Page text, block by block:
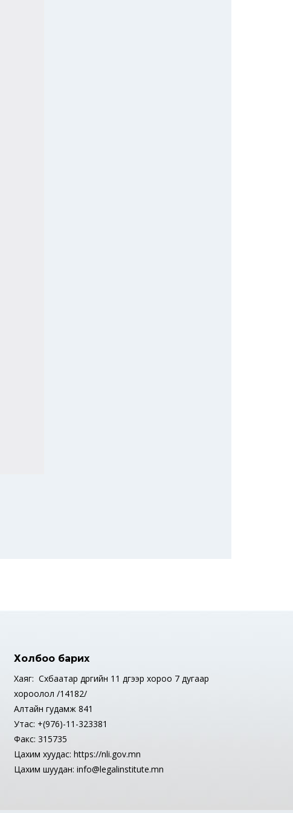
Холбоо барих
Хаяг: Сүхбаатар дүүргийн 11 дүгээр хороо 7 дугаар
хороолол /14182/
Алтайн гудамж 841
Утас: +(976)-11-323381
Факс: 315735
Цахим хуудас: https://nli.gov.mn
Цахим шуудан: info@legalinstitute.mn